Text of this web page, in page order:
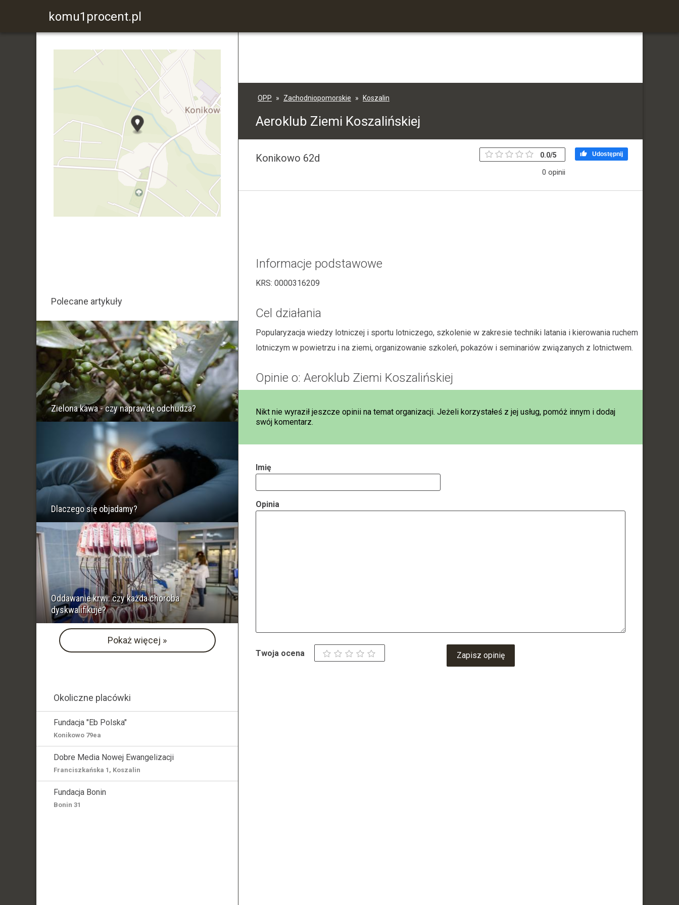
komu1procent.pl
OPP Zachodniopomorskie Koszalin
Aeroklub Ziemi Koszalińskiej
Konikowo 62d 0.0/5
0 opinii
 Udostępnij
Informacje podstawowe
KRS: 0000316209
Cel działania
Popularyzacja wiedzy lotniczej i sportu lotniczego, szkolenie w zakresie techniki latania i kierowania ruchem
lotniczym w powietrzu i na ziemi, organizowanie szkoleń, pokazów i seminariów związanych z lotnictwem.
Opinie o: Aeroklub Ziemi Koszalińskiej
Nikt nie wyraził jeszcze opinii na temat organizacji. Jeżeli korzystałeś z jej usług, pomóż innym i dodaj
swój komentarz.
Imię
Opinia
Twoja ocena
Polecane artykuły
Zielona kawa - czy naprawdę odchudza?
Dlaczego się objadamy?
Oddawanie krwi: czy każda choroba
dyskwalifikuje?
Pokaż więcej »
Okoliczne placówki
Fundacja "Eb Polska"
Konikowo 79ea
Dobre Media Nowej Ewangelizacji
Franciszkańska 1, Koszalin
Fundacja Bonin
Bonin 31